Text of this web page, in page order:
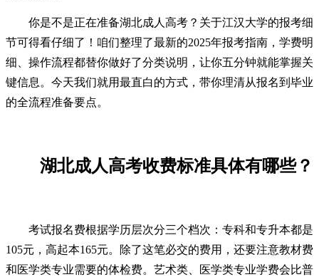
你是不是正在准备湖北成人高考？关于江汉大学的报考细
节可得看仔细了！咱们整理了最新的2025年报考指南，学费明
细、操作流程都替你做好了分类说明，让你五分钟就能掌握关
键信息。今天我们就用最直白的方式，带你理清从报名到毕业
的全流程准备要点。
湖北成人高考收费标准具体有哪些？
考试报名费根据学历层次分三个档次：专科和专升本都是
105元，高起本165元。除了这笔必交的费用，还要注意教材费
和医学类专业需要的体检费。艺术类、医学类专业学费会比普